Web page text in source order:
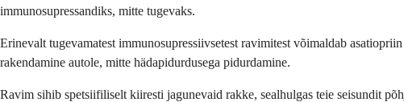
immunosupressandiks, mitte tugevaks.
Erinevalt tugevamatest immunosupressiivsetest ravimitest võimaldab
rakendamine autole, mitte hädapidurdusega pidurdamine.
Ravim sihib spetsiifiliselt kiiresti jagunevaid rakke, sealhulgas teie seisundit